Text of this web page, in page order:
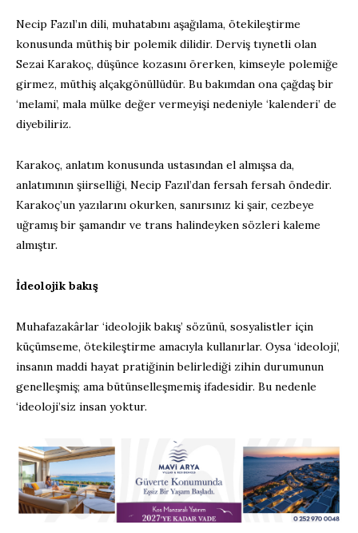
Necip Fazıl’ın dili, muhatabını aşağılama, ötekileştirme
konusunda müthiş bir polemik dilidir. Derviş tıynetli olan
Sezai Karakoç, düşünce kozasını örerken, kimseyle polemiğe
girmez, müthiş alçakgönüllüdür. Bu bakımdan ona çağdaş bir
‘melami’, mala mülke değer vermeyişi nedeniyle ‘kalenderi’ de
diyebiliriz.
Karakoç, anlatım konusunda ustasından el almışsa da,
anlatımının şiirselliği, Necip Fazıl’dan fersah fersah öndedir.
Karakoç’un yazılarını okurken, sanırsınız ki şair, cezbeye
uğramış bir şamandır ve trans halindeyken sözleri kaleme
almıştır.
İdeolojik bakış
Muhafazakârlar ‘ideolojik bakış’ sözünü, sosyalistler için
küçümseme, ötekileştirme amacıyla kullanırlar. Oysa ‘ideoloji’,
insanın maddi hayat pratiğinin belirlediği zihin durumunun
genelleşmiş; ama bütünselleşmemiş ifadesidir. Bu nedenle
‘ideoloji’siz insan yoktur.